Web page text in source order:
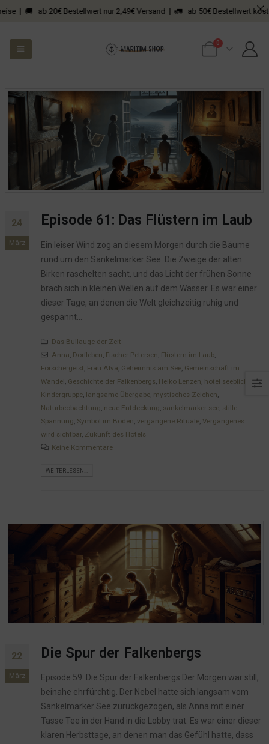
🚚 ab 20€ Bestellwert nur 2,49€ Versand | 🚛 ab 50€ Bestellwert
0
24
März
Episode 61: Das Flüstern im Laub
Ein leiser Wind zog an diesem Morgen durch die Bäume
rund um den Sankelmarker See. Die Zweige der alten
Birken raschelten sacht, und das Licht der frühen Sonne
brach sich in kleinen Wellen auf dem Wasser. Es war einer
dieser Tage, an denen die Welt gleichzeitig ruhig und
gespannt...
Das Bullauge der Zeit
Anna, Dorfleben, Fischer Petersen, Flüstern im Laub,
Forschergeist, Frau Alva, Geheimnis am See, Gemeinschaft im
Wandel, Geschichte der Falkenbergs, Heiko Lenzen, hotel seeblick
Kindergruppe, langsame Übergabe, mystisches Zeichen,
Naturbeobachtung, neue Entdeckung, sankelmarker see, stille
Spannung, Symbol im Boden, vergangene Rituale, Vergangenes
wird sichtbar, Zukunft des Hotels
Keine Kommentare
WEITERLESEN...
22
März
Die Spur der Falkenbergs
Episode 59: Die Spur der Falkenbergs Der Morgen war still,
beinahe ehrfürchtig. Der Nebel hatte sich langsam vom
Sankelmarker See zurückgezogen, als Anna mit einer
Tasse Tee in der Hand in die Lobby trat. Es war einer dieser
klaren Herbsttage, an denen man das Gefühl hatte, dass